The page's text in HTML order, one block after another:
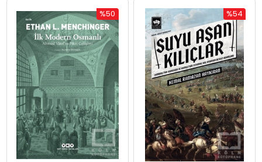
%50
İndirim
%50İndirim
%54
İndirim